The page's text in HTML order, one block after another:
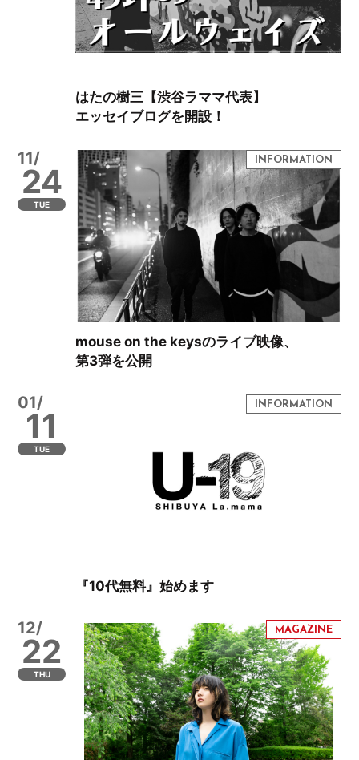
はたの樹三【渋谷ラママ代表】
エッセイブログを開設！
11/
24
TUE
mouse on the keysのライブ映像、
第3弾を公開
01/
11
TUE
『10代無料』始めます
12/
22
THU